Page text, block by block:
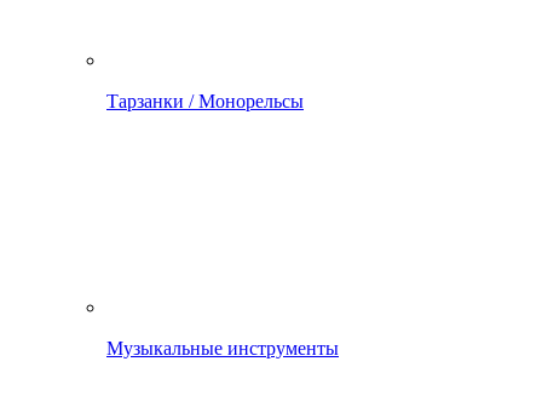
Тарзанки / Монорельсы
Музыкальные инструменты